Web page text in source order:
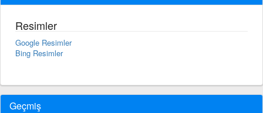
Resimler
Google Resimler
Bing Resimler
Geçmiş